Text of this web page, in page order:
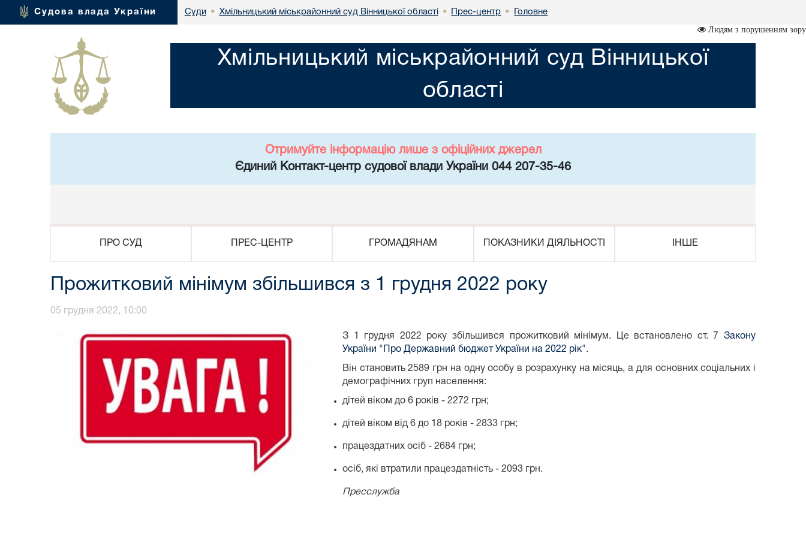
Судова влада України Суди • Хмільницький міськрайонний суд Вінницької області • Прес-центр • Головне
Людям з порушенням зору
Хмільницький міськрайонний суд Вінницької
області
Отримуйте інформацію лише з офіційних джерел
Єдиний Контакт-центр судової влади України 044 207-35-46
ПРО СУД ПРЕС-ЦЕНТР ГРОМАДЯНАМ ПОКАЗНИКИ ДІЯЛЬНОСТІ ІНШЕ
Прожитковий мінімум збільшився з 1 грудня 2022 року
05 грудня 2022, 10:00
З 1 грудня 2022 року збільшився прожитковий мінімум. Це встановлено ст. 7 Закону
України "Про Державний бюджет України на 2022 рік" .
Він становить 2589 грн на одну особу в розрахунку на місяць, а для основних соціальних і
демографічних груп населення:
дітей віком до 6 років - 2272 грн;
дітей віком від 6 до 18 років - 2833 грн;
працездатних осіб - 2684 грн;
осіб, які втратили працездатність - 2093 грн.
Пресслужба